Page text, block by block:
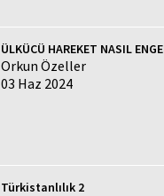
ÜLKÜCÜ HAREKET NASIL
Orkun Özeller
03 Haz 2024
Türkistanlılık 2